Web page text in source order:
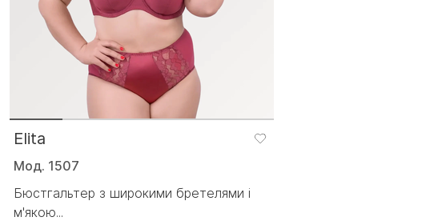
Elita
Мод. 1507
Бюстгальтер з широкими бретелями і
м'якою...